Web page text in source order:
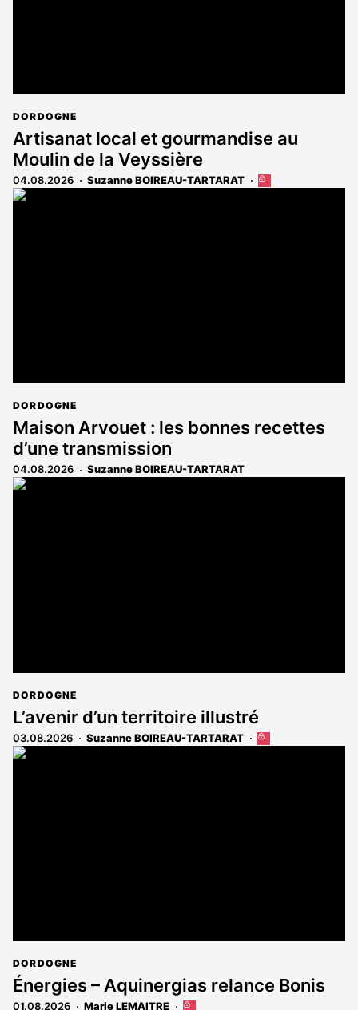
DORDOGNE
Artisanat local et gourmandise au
Moulin de la Veyssière
04.08.2026 Suzanne BOIREAU-TARTARAT
Cet
DORDOGNE
Maison Arvouet : les bonnes recettes
d’une transmission
04.08.2026 Suzanne BOIREAU-TARTARAT
DORDOGNE
L’avenir d’un territoire illustré
03.08.2026 Suzanne BOIREAU-TARTARAT
Cet
DORDOGNE
Énergies – Aquinergias relance Bonis
01.08.2026 Marie LEMAITRE Cet